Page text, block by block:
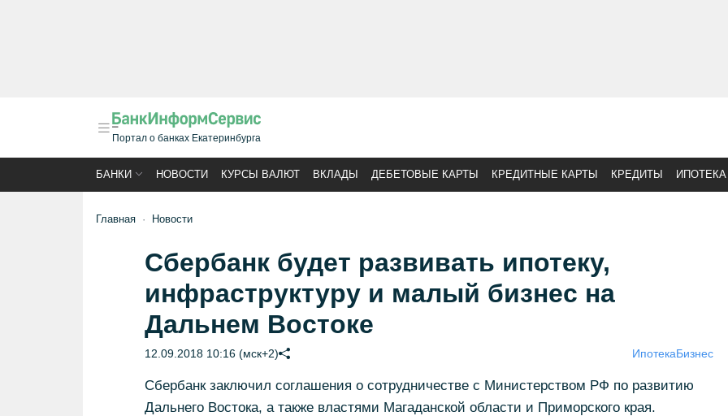
Портал о банках Екатеринбурга
БАНКИ НОВОСТИ КУРСЫ ВАЛЮТ ВКЛАДЫ ДЕБЕТОВЫЕ КАРТЫ КРЕДИТНЫЕ КАРТЫ КРЕДИТЫ ИПОТЕКА
Главная Новости
Сбербанк будет развивать ипотеку,
инфраструктуру и малый бизнес на
Дальнем Востоке
12.09.2018 10:16 (мск+2) ИпотекаБизнес
Сбербанк заключил соглашения о сотрудничестве с Министерством РФ по развитию
Дальнего Востока, а также властями Магаданской области и Приморского края.